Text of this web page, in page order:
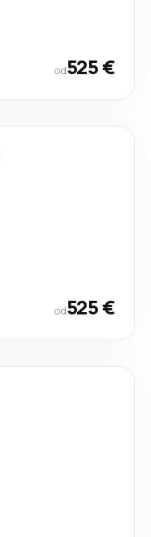
od525 €
od525 €